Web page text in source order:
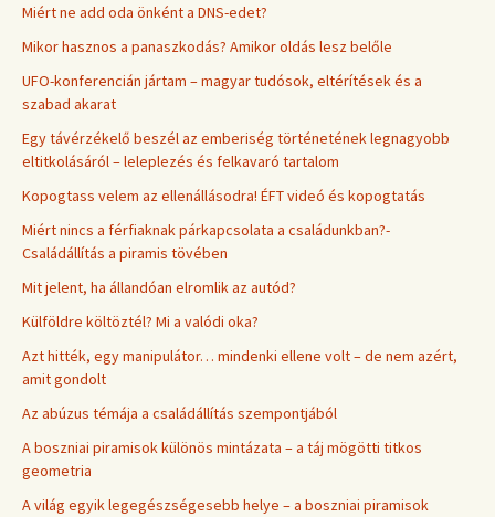
Miért ne add oda önként a DNS-edet?
Mikor hasznos a panaszkodás? Amikor oldás lesz belőle
UFO-konferencián jártam – magyar tudósok, eltérítések és a
szabad akarat
Egy távérzékelő beszél az emberiség történetének legnagyobb
eltitkolásáról – leleplezés és felkavaró tartalom
Kopogtass velem az ellenállásodra! ÉFT videó és kopogtatás
Miért nincs a férfiaknak párkapcsolata a családunkban?-
Családállítás a piramis tövében
Mit jelent, ha állandóan elromlik az autód?
Külföldre költöztél? Mi a valódi oka?
Azt hitték, egy manipulátor… mindenki ellene volt – de nem azért,
amit gondolt
Az abúzus témája a családállítás szempontjából
A boszniai piramisok különös mintázata – a táj mögötti titkos
geometria
A világ egyik legegészségesebb helye – a boszniai piramisok